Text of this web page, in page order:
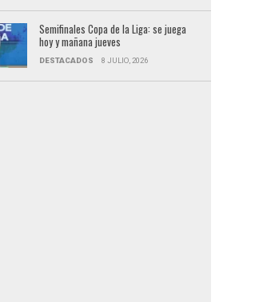
Semifinales Copa de la Liga: se juega
hoy y mañana jueves
DESTACADOS 8 JULIO, 2026